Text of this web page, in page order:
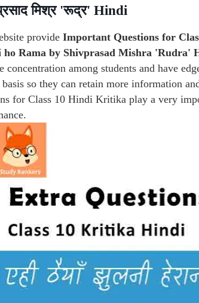
मिश्र 'रूद्र' Hindi
provide Important Questions for
ho Rama by Shivprasad Mishra 'Rudra'
concentration among students and have
so they can retain more information
for Class 10 Hindi Kritika play a very